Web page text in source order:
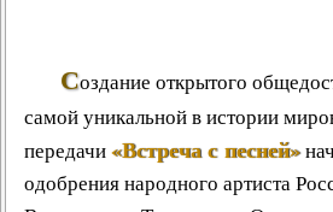
Создание открытого
самой уникальной в истории
передачи«Встреча с песней»
одобрения народного артиста